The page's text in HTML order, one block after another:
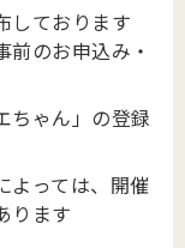
しております
のお申込み・
ちゃん」の登録
よっては、開催
ります